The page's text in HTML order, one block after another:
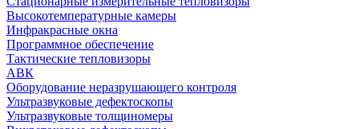
Высокотемпературные камеры
Инфракрасные окна
Программное обеспечение
Тактические тепловизоры
АВК
Оборудование неразрушающего контроля
Ультразвуковые дефектоскопы
Ультразвуковые толщиномеры